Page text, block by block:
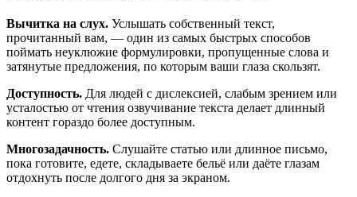
Вычитка на слух. Услышать собственный текст,
прочитанный вам, — один из самых быстрых способов
поймать неуклюжие формулировки, пропущенные слова и
затянутые предложения, по которым ваши глаза скользят.
Доступность. Для людей с дислексией, слабым зрением или
усталостью от чтения озвучивание текста делает длинный
контент гораздо более доступным.
Многозадачность. Слушайте статью или длинное письмо,
пока готовите, едете, складываете бельё или даёте глазам
отдохнуть после долгого дня за экраном.